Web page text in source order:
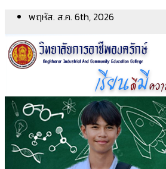
Skip
content
พฤหัส. ส.ค. 6th, 2026